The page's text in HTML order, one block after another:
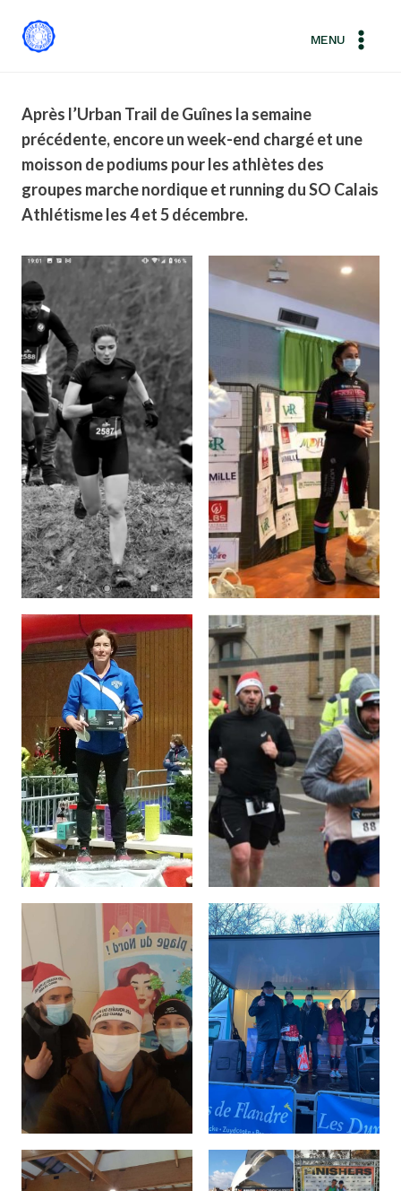
MENU
Après l’Urban Trail de Guînes la semaine
précédente, encore un week-end chargé et une
moisson de podiums pour les athlètes des
groupes marche nordique et running du SO Calais
Athlétisme les 4 et 5 décembre.